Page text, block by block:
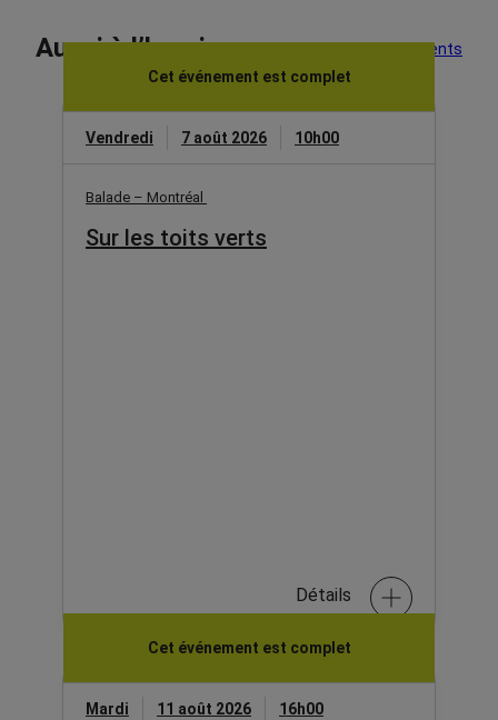
Aussi à l’horaire
Voir tous les événements
Cet événement est complet
Vendredi 7 août 2026 10h00
Balade – Montréal
Sur les toits verts
Détails
Cet événement est complet
Mardi 11 août 2026 16h00